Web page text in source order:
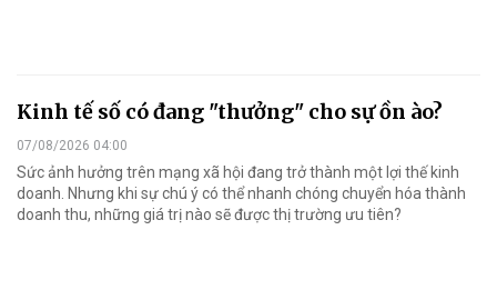
Kinh tế số có đang "thưởng" cho sự ồn ào?
07/08/2026 04:00
Sức ảnh hưởng trên mạng xã hội đang trở thành một lợi thế kinh
doanh. Nhưng khi sự chú ý có thể nhanh chóng chuyển hóa thành
doanh thu, những giá trị nào sẽ được thị trường ưu tiên?